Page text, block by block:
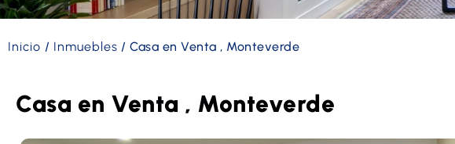
Inicio / Inmuebles / Casa en Venta , Monteverde
Casa en Venta , Monteverde